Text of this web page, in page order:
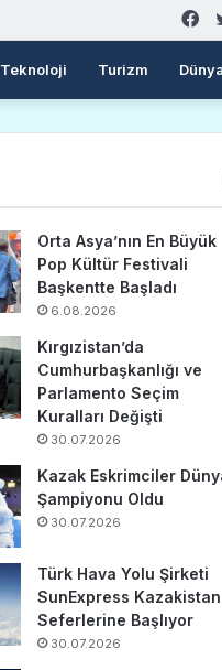
Teknoloji Turizm Dünya
Orta Asya’nın En Büyük
Pop Kültür Festivali
Başkentte Başladı
6.08.2026
Kırgızistan’da
Cumhurbaşkanlığı ve
Parlamento Seçim
Kuralları Değişti
30.07.2026
Kazak Eskrimciler
Şampiyonu Oldu
30.07.2026
Türk Hava Yolu Şirketi
SunExpress Kazakistan
Seferlerine Başlıyor
30.07.2026